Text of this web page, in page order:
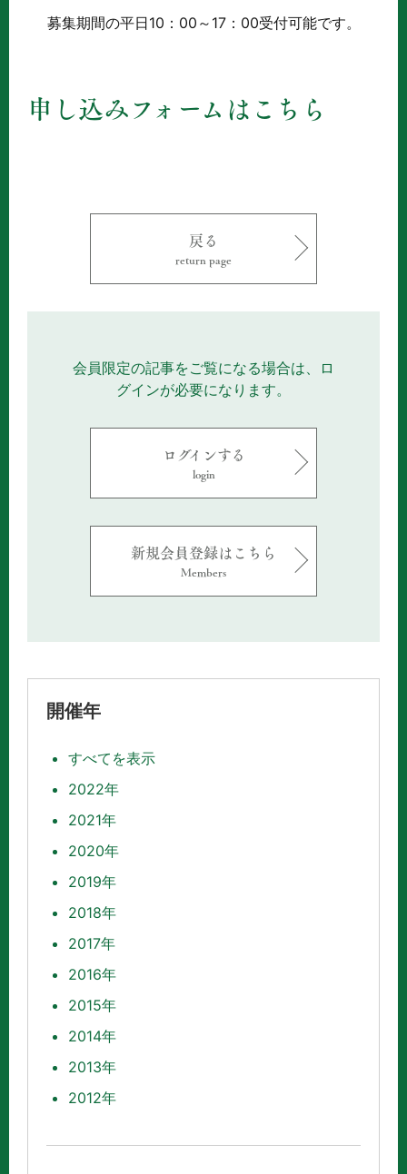
募集期間の平日10：00～17：00受付可能です。
申し込みフォームはこちら
戻る
return page
会員限定の記事をご覧になる場合は、ロ
グインが必要になります。
ログインする
login
新規会員登録はこちら
Members
開催年
すべてを表示
2022年
2021年
2020年
2019年
2018年
2017年
2016年
2015年
2014年
2013年
2012年